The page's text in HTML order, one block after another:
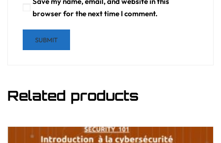
browser for the next time I comment.
Related products